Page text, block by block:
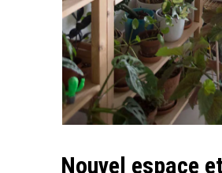
Nouvel espace